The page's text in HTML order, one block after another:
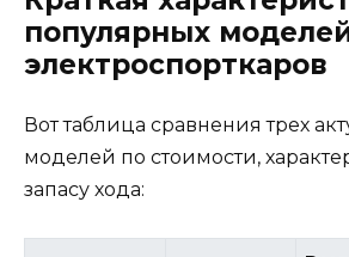
популярных
электроспорткаров
Вот таблица сравнения трех
моделей по стоимости,
запасу хода: